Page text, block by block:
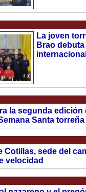
La joven
Brao
la segunda edición
Santa torreña
Cotillas, sede del
velocidad